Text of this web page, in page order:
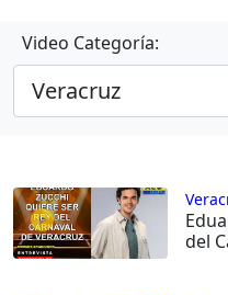
Video Categoría:
del